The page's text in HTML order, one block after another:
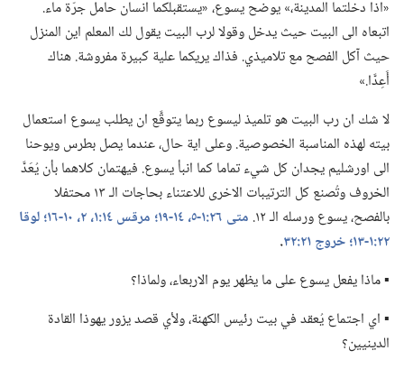
‏«اذا دخلتما المدينة،‏» يوضح يسوع،‏ «يستقبلكما انسان حامل جرّة ماء.‏
اتبعاه الى البيت حيث يدخل وقولا لرب البيت يقول لك المعلم اين المنزل
حيث آكل الفصح مع تلاميذي.‏ فذاك يريكما علية كبيرة مفروشة.‏ هناك
أَعِدَّا.‏»‏
لا شك ان رب البيت هو تلميذ ليسوع ربما يتوقَّع ان يطلب يسوع استعمال
بيته لهذه المناسبة الخصوصية.‏ وعلى اية حال،‏ عندما يصل بطرس ويوحنا
الى اورشليم يجدان كل شيء تماما كما انبأ يسوع.‏ فيهتمان كلاهما بأن يُعَدَّ
الخروف وتُصنع كل الترتيبات الاخرى للاعتناء بحاجات الـ‍ ١٣ محتفلا
بالفصح،‏ يسوع ورسله الـ‍ ١٢.‏
متى ٢٦:‏١-‏٥،‏ ١٤-‏١٩؛‏ مرقس ١٤:‏١،‏ ٢،‏ ١٠-‏١٦؛‏
لوقا
٢٢:‏١-‏١٣؛‏
خروج ٢١:‏٣٢
‏.‏
▪ ماذا يفعل يسوع على ما يظهر يوم الاربعاء،‏ ولماذا؟‏
▪ اي اجتماع يُعقد في بيت رئيس الكهنة،‏ ولأي قصد يزور يهوذا القادة
الدينيين؟‏